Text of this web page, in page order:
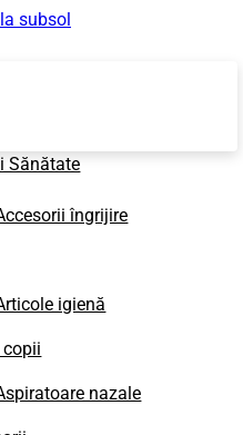
subsol
Sănătate
îngrijire
igienă
nazale